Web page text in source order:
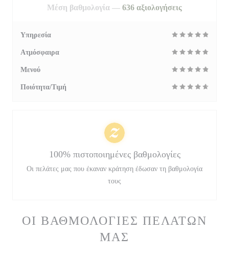
ΟΙ ΒΑΘΜΟΛΟΓΊΕΣ ΠΕΛΑΤΏΝ
ΜΑΣ
Μέση βαθμολογία — 636 αξιολογήσεις
Υπηρεσία
Ατμόσφαιρα
Μενού
Ποιότητα/Τιμή
100% πιστοποιημένες βαθμολογίες
Οι πελάτες μας που έκαναν κράτηση έδωσαν τη βαθμολογία
τους